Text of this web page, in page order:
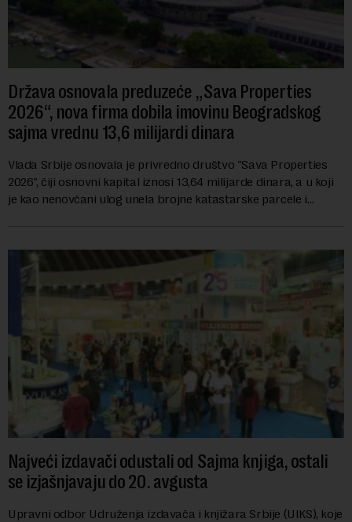
Država osnovala preduzeće „Sava Properties
2026“, nova firma dobila imovinu Beogradskog
sajma vrednu 13,6 milijardi dinara
Vlada Srbije osnovala je privredno društvo "Sava Properties
2026", čiji osnovni kapital iznosi 13,64 milijarde dinara, a u koji
je kao nenovčani ulog unela brojne katastarske parcele i
Najveći izdavači odustali od Sajma knjiga, ostali
se izjašnjavaju do 20. avgusta
Upravni odbor Udruženja izdavača i knjižara Srbije (UIKS), koje